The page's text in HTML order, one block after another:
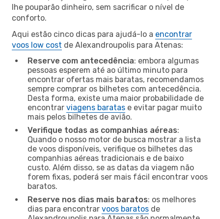
lhe pouparão dinheiro, sem sacrificar o nível de
conforto.
Aqui estão cinco dicas para ajudá-lo a encontrar
voos low cost de Alexandroupolis para Atenas:
Reserve com antecedência: embora algumas
pessoas esperem até ao último minuto para
encontrar ofertas mais baratas, recomendamos
sempre comprar os bilhetes com antecedência.
Desta forma, existe uma maior probabilidade de
encontrar viagens baratas e evitar pagar muito
mais pelos bilhetes de avião.
Verifique todas as companhias aéreas:
Quando o nosso motor de busca mostrar a lista
de voos disponíveis, verifique os bilhetes das
companhias aéreas tradicionais e de baixo
custo. Além disso, se as datas da viagem não
forem fixas, poderá ser mais fácil encontrar voos
baratos.
Reserve nos dias mais baratos: os melhores
dias para encontrar voos baratos de